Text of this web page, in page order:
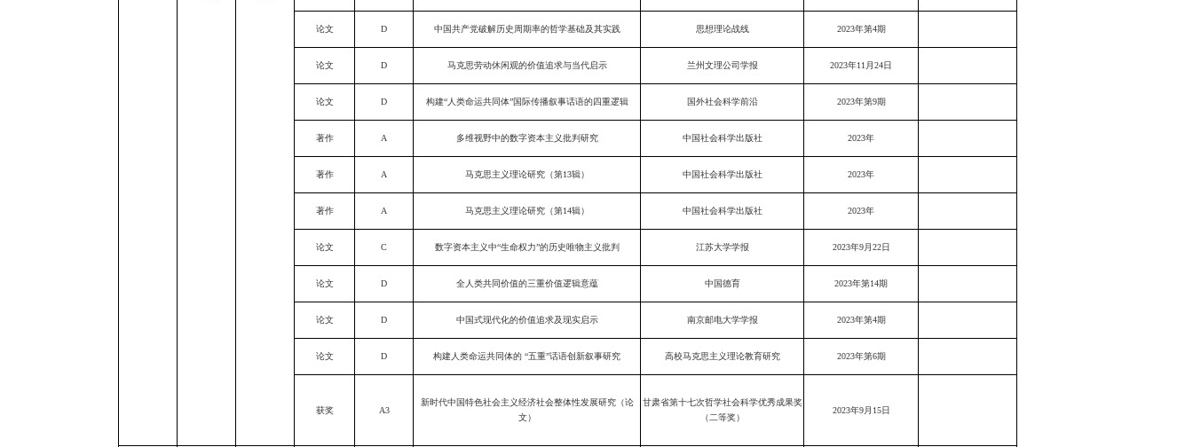
论文 D 中国共产党破解历史周期率的哲学基础及其实践 思想理论战线 2023年第4期
论文 D 马克思劳动休闲观的价值追求与当代启示 兰州文理公司学报 2023年11月24日
论文 D 构建“人类命运共同体”国际传播叙事话语的四重逻辑 国外社会科学前沿 2023年第9期
著作 A 多维视野中的数字资本主义批判研究 中国社会科学出版社 2023年
著作 A 马克思主义理论研究（第13辑） 中国社会科学出版社 2023年
著作 A 马克思主义理论研究（第14辑） 中国社会科学出版社 2023年
论文 C 数字资本主义中“生命权力”的历史唯物主义批判 江苏大学学报 2023年9月22日
论文 D 全人类共同价值的三重价值逻辑意蕴 中国德育 2023年第14期
论文 D 中国式现代化的价值追求及现实启示 南京邮电大学学报 2023年第4期
论文 D 构建人类命运共同体的 “五重”话语创新叙事研究 高校马克思主义理论教育研究 2023年第6期
获奖 A3
新时代中国特色社会主义经济社会整体性发展研究（论
文）
甘肃省第十七次哲学社会科学优秀成果奖
（二等奖）
2023年9月15日